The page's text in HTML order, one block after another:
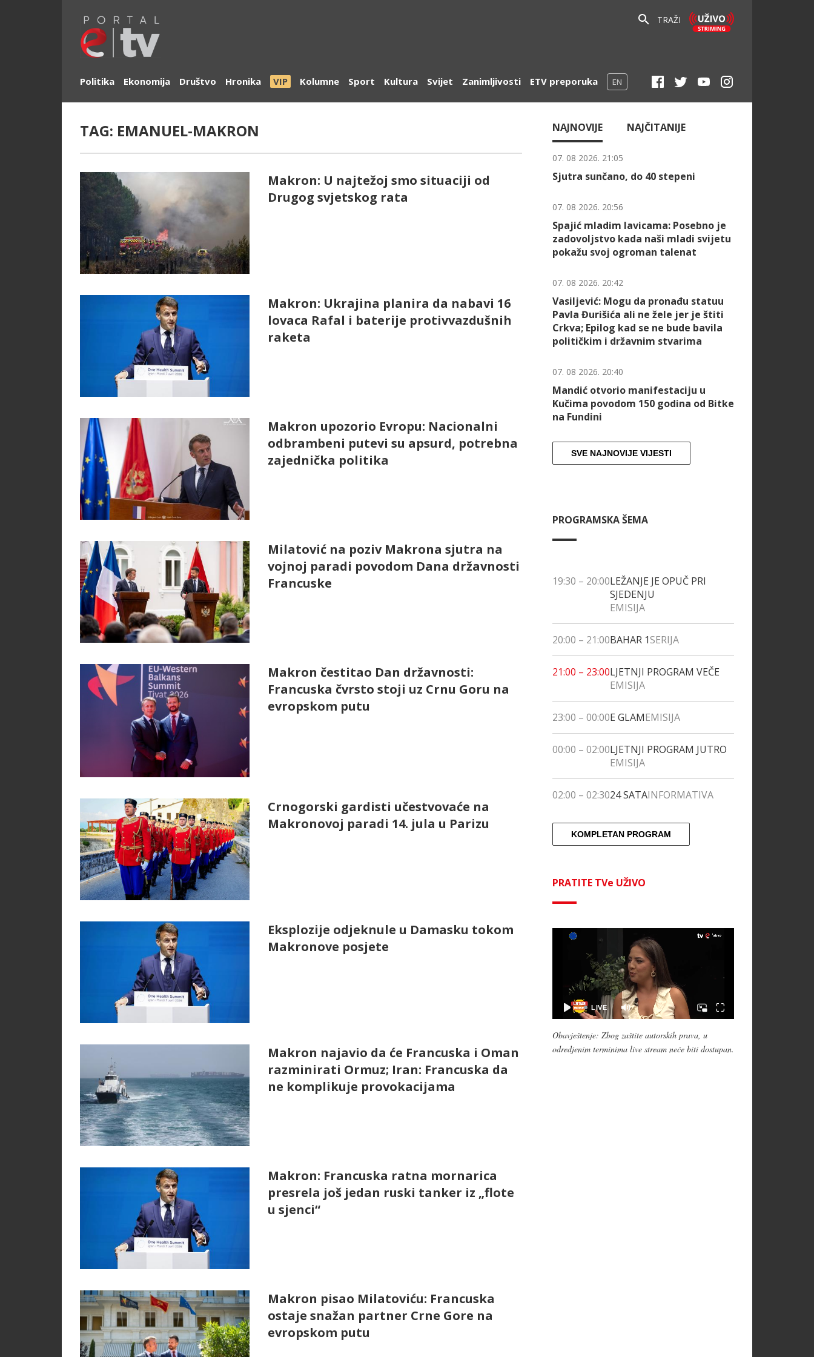
TRAŽI
Politika Ekonomija Društvo Hronika VIP Kolumne Sport Kultura Svijet Zanimljivosti ETV preporuka EN
TAG: EMANUEL-MAKRON
Makron: U najtežoj smo situaciji od
Drugog svjetskog rata
Makron: Ukrajina planira da nabavi 16
lovaca Rafal i baterije protivvazdušnih
raketa
Makron upozorio Evropu: Nacionalni
odbrambeni putevi su apsurd, potrebna
zajednička politika
Milatović na poziv Makrona sjutra na
vojnoj paradi povodom Dana državnosti
Francuske
Makron čestitao Dan državnosti:
Francuska čvrsto stoji uz Crnu Goru na
evropskom putu
Crnogorski gardisti učestvovaće na
Makronovoj paradi 14. jula u Parizu
Eksplozije odjeknule u Damasku tokom
Makronove posjete
Makron najavio da će Francuska i Oman
razminirati Ormuz; Iran: Francuska da
ne komplikuje provokacijama
Makron: Francuska ratna mornarica
presrela još jedan ruski tanker iz „flote
u sjenci“
Makron pisao Milatoviću: Francuska
ostaje snažan partner Crne Gore na
evropskom putu
NAJNOVIJE NAJČITANIJE
07. 08 2026. 21:05
Sjutra sunčano, do 40 stepeni
07. 08 2026. 20:56
Spajić mladim lavicama: Posebno je
zadovoljstvo kada naši mladi svijetu
pokažu svoj ogroman talenat
07. 08 2026. 20:42
Vasiljević: Mogu da pronađu statuu
Pavla Đurišića ali ne žele jer je štiti
Crkva; Epilog kad se ne bude bavila
političkim i državnim stvarima
07. 08 2026. 20:40
Mandić otvorio manifestaciju u
Kučima povodom 150 godina od Bitke
na Fundini
SVE NAJNOVIJE VIJESTI
PROGRAMSKA ŠEMA
19:30 – 20:00LEŽANJE JE OPUČ PRI
SJEDENJU
EMISIJA
20:00 – 21:00BAHAR 1SERIJA
21:00 – 23:00LJETNJI PROGRAM VEČE
EMISIJA
23:00 – 00:00E GLAMEMISIJA
00:00 – 02:00LJETNJI PROGRAM JUTRO
EMISIJA
02:00 – 02:3024 SATAINFORMATIVA
KOMPLETAN PROGRAM
PRATITE TVe UŽIVO
Obavještenje: Zbog zaštite autorskih prava, u
odredjenim terminima live stream neće biti dostupan.